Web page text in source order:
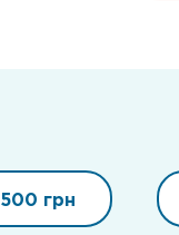
500 грн